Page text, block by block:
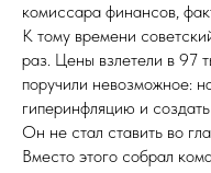
комиссара финансов,
К тому времени
раз. Цены взлетели в 97
поручили невозможное:
гиперинфляцию и
Он не стал ставить во
Вместо этого собрал